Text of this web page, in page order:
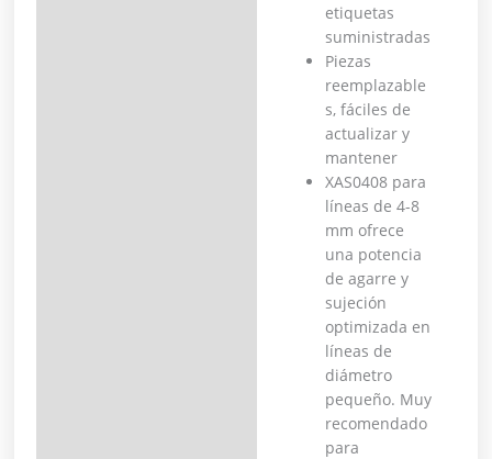
etiquetas
suministradas
Piezas
reemplazable
s, fáciles de
actualizar y
mantener
XAS0408 para
líneas de 4-8
mm ofrece
una potencia
de agarre y
sujeción
optimizada en
líneas de
diámetro
pequeño. Muy
recomendado
para